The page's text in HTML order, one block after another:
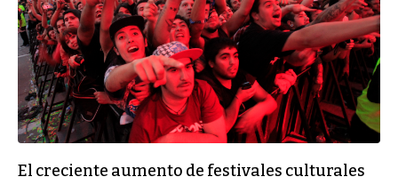
El creciente aumento de festivales culturales